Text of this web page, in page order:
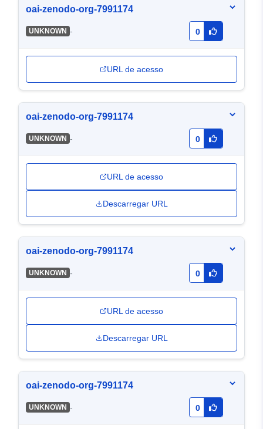
oai-zenodo-org-7991174
UNKNOWN - 0
URL de acesso
oai-zenodo-org-7991174
UNKNOWN - 0
URL de acesso
Descarregar URL
oai-zenodo-org-7991174
UNKNOWN - 0
URL de acesso
Descarregar URL
oai-zenodo-org-7991174
UNKNOWN - 0